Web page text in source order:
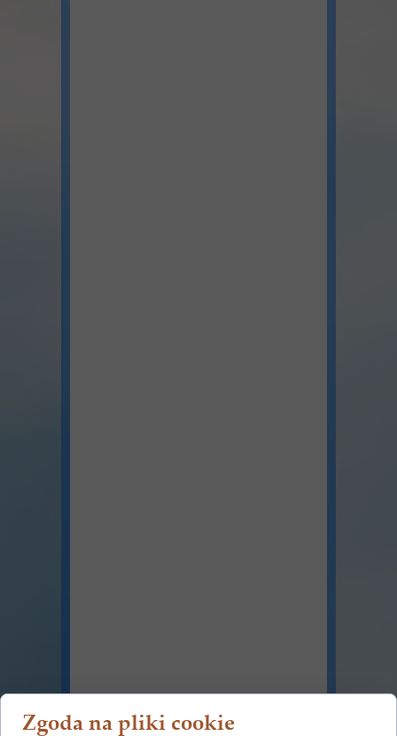
Zgoda na pliki cookie